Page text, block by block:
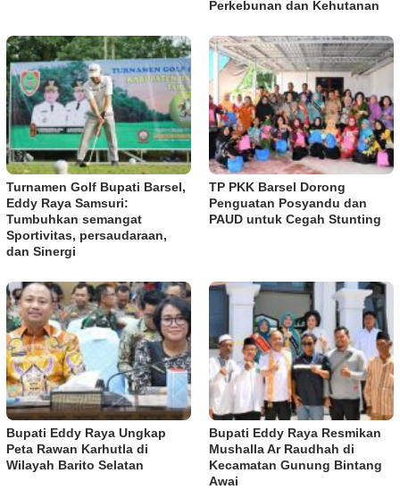
Perkebunan dan Kehutanan
Turnamen Golf Bupati Barsel,
Eddy Raya Samsuri:
Tumbuhkan semangat
Sportivitas, persaudaraan,
dan Sinergi
TP PKK Barsel Dorong
Penguatan Posyandu dan
PAUD untuk Cegah Stunting
Bupati Eddy Raya Ungkap
Peta Rawan Karhutla di
Wilayah Barito Selatan
Bupati Eddy Raya Resmikan
Mushalla Ar Raudhah di
Kecamatan Gunung Bintang
Awai